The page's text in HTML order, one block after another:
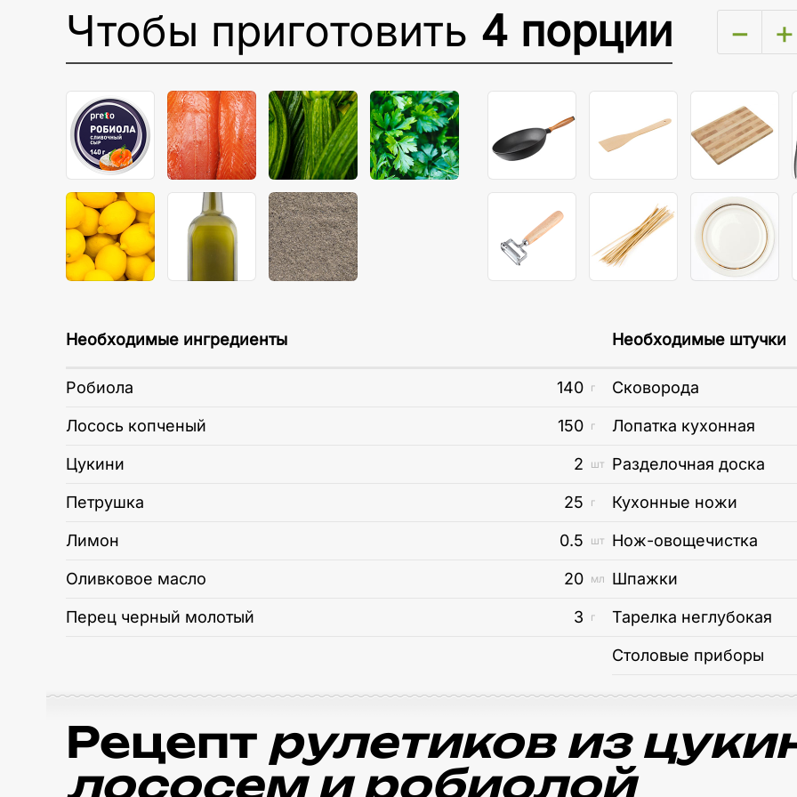
Чтобы приготовить 4 порции − +
Необходимые ингредиенты
Робиола 140 г
Лосось копченый 150 г
Цукини 2 шт
Петрушка 25 г
Лимон 0.5 шт
Оливковое масло 20 мл
Перец черный молотый 3 г
Необходимые штучки
Сковорода
Лопатка кухонная
Разделочная доска
Кухонные ножи
Нож-овощечистка
Шпажки
Тарелка неглубокая
Столовые приборы
Рецепт рулетиков из
лососем и робиолой